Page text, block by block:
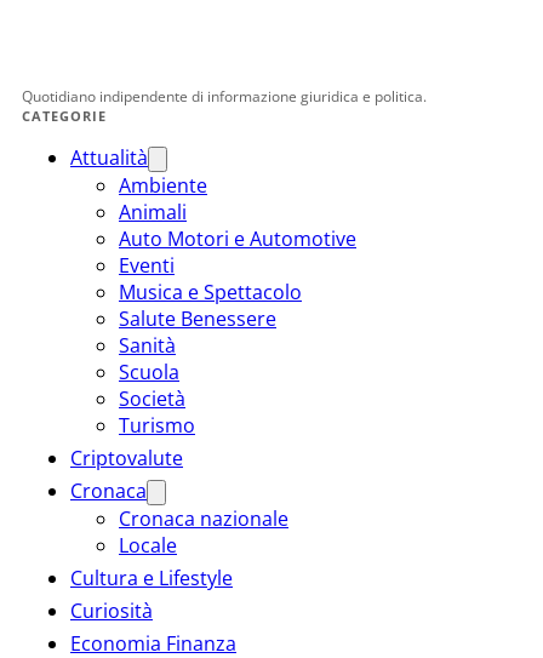
Quotidiano indipendente di informazione giuridica e politica.
CATEGORIE
Attualità
Ambiente
Animali
Auto Motori e Automotive
Eventi
Musica e Spettacolo
Salute Benessere
Sanità
Scuola
Società
Turismo
Criptovalute
Cronaca
Cronaca nazionale
Locale
Cultura e Lifestyle
Curiosità
Economia Finanza